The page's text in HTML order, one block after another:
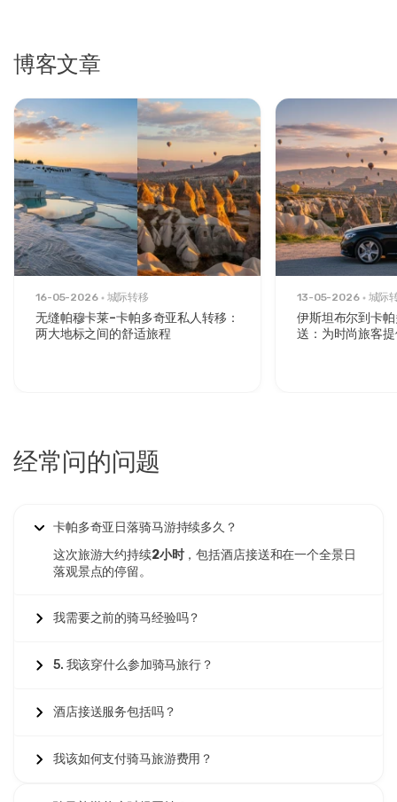
ML
Mei Ling
卡帕多奇亚日落骑马游 - 山谷与仙女烟囱
体验很好，但头盔有点旧。
16 三月 2024
JO
James O’Donnell
卡帕多奇亚日落骑马游 - 山谷与仙女烟囱
绝对惊人，是我卡帕多奇亚之行中最棒的部分。
DR
Diego Rojas
卡帕多奇亚日落骑马游 - 山谷与仙女烟囱
25 八月 2025
卡帕多奇亚日落骑马游 - 山谷与仙女烟囱
博客文章
16-05-2026 城际转移
无缝帕穆卡莱–卡帕多奇亚私人转移：
两大地标之间的舒适旅程
13-05-2026 城际
伊斯坦布尔到卡
送：为时尚旅客
经常问的问题
卡帕多奇亚日落骑马游持续多久？
这次旅游大约持续2小时，包括酒店接送和在一个全景日
落观景点的停留。
我需要之前的骑马经验吗？
5. 我该穿什么参加骑马旅行？
酒店接送服务包括吗？
我该如何支付骑马旅游费用？